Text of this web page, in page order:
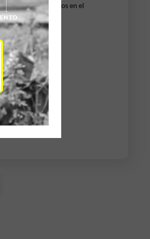
y sus tres hijos en el